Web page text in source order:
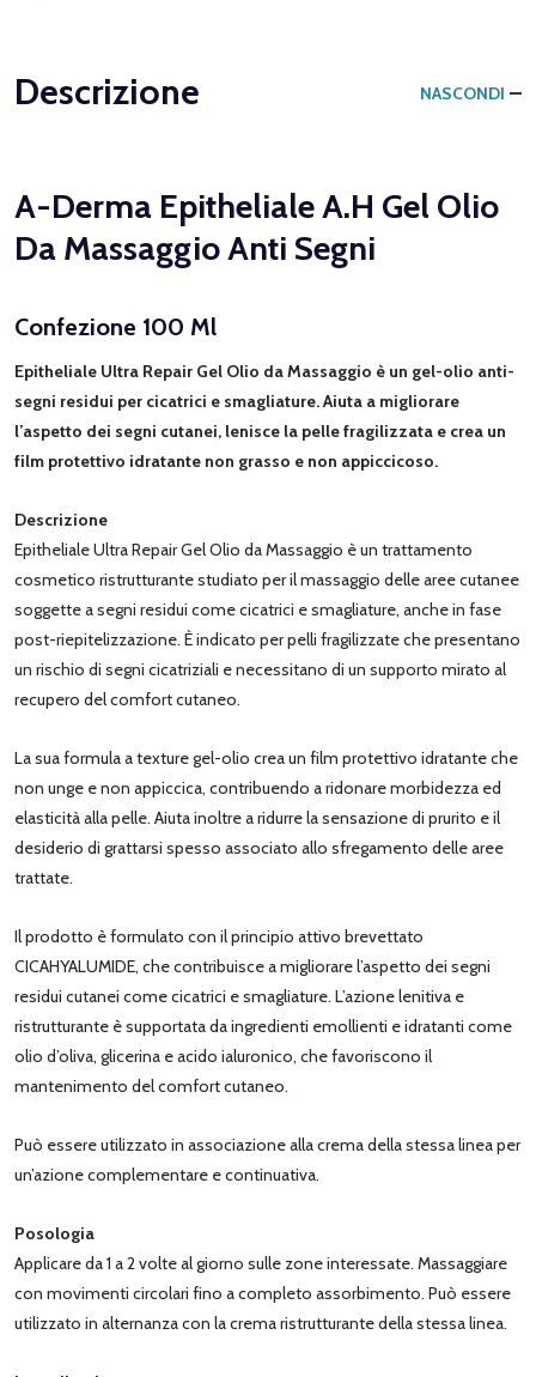
Descrizione NASCONDI
A-Derma Epitheliale A.H Gel Olio
Da Massaggio Anti Segni
Confezione 100 Ml
Epitheliale Ultra Repair Gel Olio da Massaggio è un gel-olio anti-
segni residui per cicatrici e smagliature. Aiuta a migliorare
l’aspetto dei segni cutanei, lenisce la pelle fragilizzata e crea un
film protettivo idratante non grasso e non appiccicoso.
Descrizione
Epitheliale Ultra Repair Gel Olio da Massaggio è un trattamento
cosmetico ristrutturante studiato per il massaggio delle aree cutanee
soggette a segni residui come cicatrici e smagliature, anche in fase
post-riepitelizzazione. È indicato per pelli fragilizzate che presentano
un rischio di segni cicatriziali e necessitano di un supporto mirato al
recupero del comfort cutaneo.
La sua formula a texture gel-olio crea un film protettivo idratante che
non unge e non appiccica, contribuendo a ridonare morbidezza ed
elasticità alla pelle. Aiuta inoltre a ridurre la sensazione di prurito e il
desiderio di grattarsi spesso associato allo sfregamento delle aree
trattate.
Il prodotto è formulato con il principio attivo brevettato
CICAHYALUMIDE, che contribuisce a migliorare l’aspetto dei segni
residui cutanei come cicatrici e smagliature. L’azione lenitiva e
ristrutturante è supportata da ingredienti emollienti e idratanti come
olio d’oliva, glicerina e acido ialuronico, che favoriscono il
mantenimento del comfort cutaneo.
Può essere utilizzato in associazione alla crema della stessa linea per
un’azione complementare e continuativa.
Posologia
Applicare da 1 a 2 volte al giorno sulle zone interessate. Massaggiare
con movimenti circolari fino a completo assorbimento. Può essere
utilizzato in alternanza con la crema ristrutturante della stessa linea.